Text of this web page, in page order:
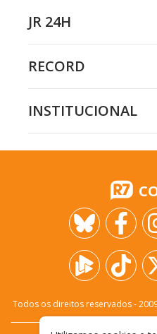
JR 24H
RECORD
INSTITUCIONAL
Todos os direitos reservados -